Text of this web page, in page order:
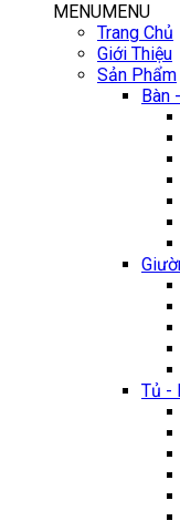
MENUMENU
Trang Chủ
Giới Thiệu
Sản Phẩm
Bàn
Tủ -